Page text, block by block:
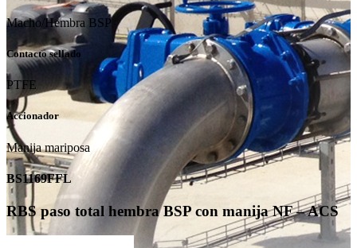
Macho/Hembra BSP
Contacto sellado
PTFE
Accionador
Manija mariposa
BS1169FFL
RBS paso total hembra BSP con manija NF – ACS